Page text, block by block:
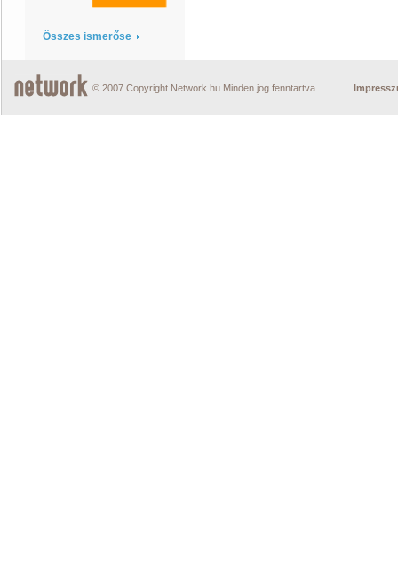
Összes ismerőse
© 2007 Copyright Network.hu Minden jog fenntartva.